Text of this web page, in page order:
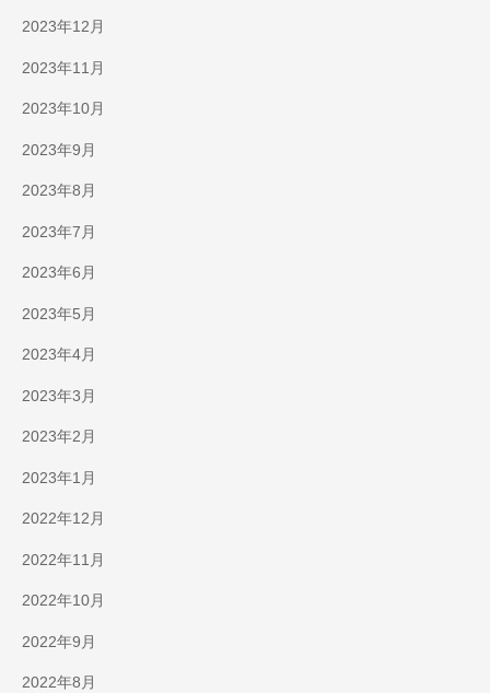
2023年12月
2023年11月
2023年10月
2023年9月
2023年8月
2023年7月
2023年6月
2023年5月
2023年4月
2023年3月
2023年2月
2023年1月
2022年12月
2022年11月
2022年10月
2022年9月
2022年8月